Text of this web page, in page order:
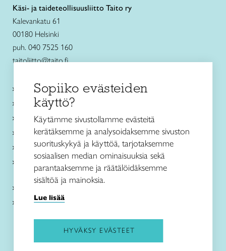
Käsi- ja taideteollisuusliitto Taito ry
Kalevankatu 61
00180 Helsinki
puh. 040 7525 160
taitoliitto@taito.fi
Käsityökurssit ja koulutus
Ajankohtaista
Käsityöohjeet
Me olemme Taito
Paikallinen toiminta
Verkkokaupat
Kirjaudu Arviin
Kirjaudu Taitocampukseen
Sopiiko evästeiden
käyttö?
Käytämme sivustollamme evästeitä
kerätäksemme ja analysoidaksemme sivuston
suorituskykyä ja käyttöä, tarjotaksemme
sosiaalisen median ominaisuuksia sekä
parantaaksemme ja räätälöidäksemme
sisältöä ja mainoksia.
Lue lisää
HYVÄKSY EVÄSTEET